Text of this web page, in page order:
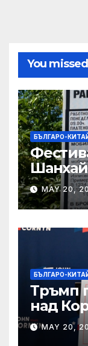
You missed
БЪЛГАРО-
MAY 20,
БЪЛГАРО-
Тръмп
над
MAY 20,